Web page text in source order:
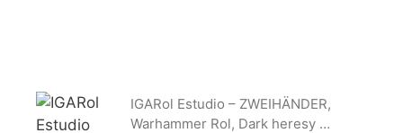
IGARol Estudio – ZWEIHÄNDER,
Warhammer Rol, Dark heresy …